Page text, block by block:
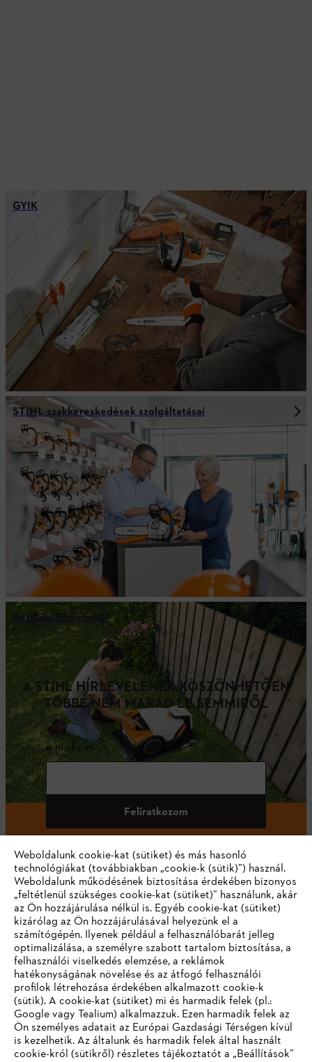
GYIK
STIHL szakkereskedések szolgáltatásai
Kezelési útmutatók
A STIHL HÍRLEVELÉNEK KÖSZÖNHETŐEN
TÖBBÉ NEM MARAD LE SEMMIRŐL
e-mail cím
Feliratkozom
#STIHL
Vállalat
STIHL GYIK
Weboldalunk cookie-kat (sütiket) és más hasonló
technológiákat (továbbiakban „cookie-k (sütik)”) használ.
Weboldalunk működésének biztosítása érdekében bizonyos
„feltétlenül szükséges cookie-kat (sütiket)” használunk, akár
az Ön hozzájárulása nélkül is. Egyéb cookie-kat (sütiket)
kizárólag az Ön hozzájárulásával helyezünk el a
számítógépén. Ilyenek például a felhasználóbarát jelleg
optimalizálása, a személyre szabott tartalom biztosítása, a
felhasználói viselkedés elemzése, a reklámok
hatékonyságának növelése és az átfogó felhasználói
profilok létrehozása érdekében alkalmazott cookie-k
(sütik). A cookie-kat (sütiket) mi és harmadik felek (pl.:
Google vagy Tealium) alkalmazzuk. Ezen harmadik felek az
Ön személyes adatait az Európai Gazdasági Térségen kívül
is kezelhetik. Az általunk és harmadik felek által használt
cookie-król (sütikről) részletes tájékoztatót a „Beállítások”